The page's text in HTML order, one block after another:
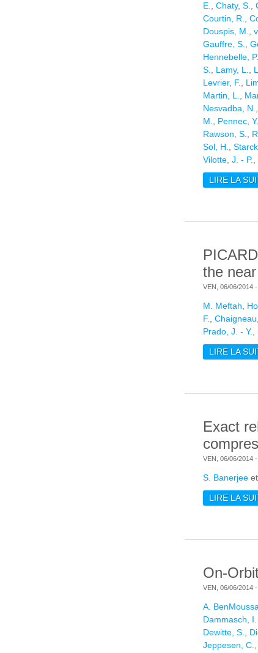
E., Chaty, S.,
Courtin, R.,
Douspis, M.,
Gauffre, S.,
Hennebelle, P.
S., Lamy, L.,
Levrier, F.,
Martin, L.,
Nesvadba, N.,
M., Pennec, Y.
Rawson, S.,
Sol, H.,
Vilotte, J. - P.,
LIRE LA
the
VEN, 06/06/2014
M. Meftah,
F.,
Prado, J. - Y.,
LIRE LA
Exact
VEN, 06/06/2014
S. Banerjee et
LIRE LA
On-
VEN, 06/06/2014
A.
Dammasch, I.
Dewitte, S.,
Jeppesen, C.,